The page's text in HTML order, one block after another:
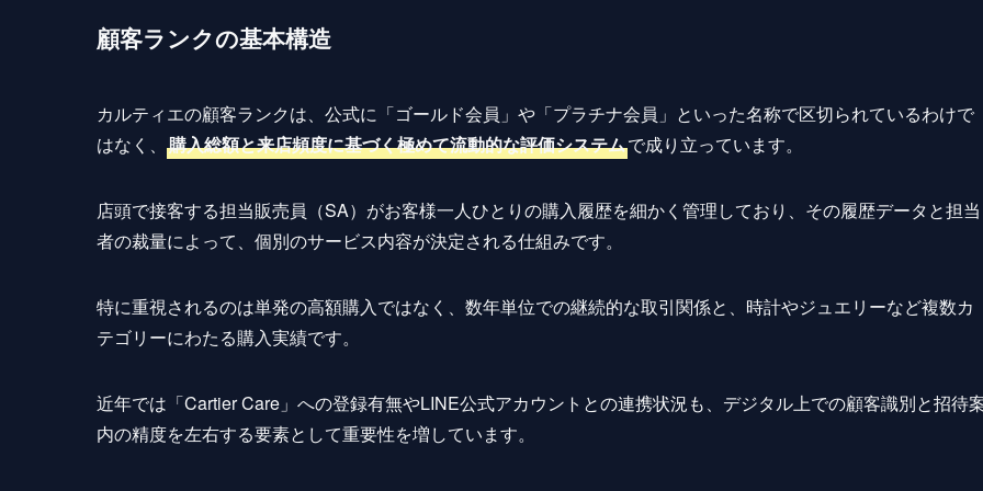
顧客ランクの基本構造
カルティエの顧客ランクは、公式に「ゴールド会員」や「プラチナ会員」といった名称で区切られているわけで
はなく、 購入総額と来店頻度に基づく極めて流動的な評価システムで成り立っています。
店頭で接客する担当販売員（SA）がお客様一人ひとりの購入履歴を細かく管理しており、その履歴データと担当
者の裁量によって、個別のサービス内容が決定される仕組みです。
特に重視されるのは単発の高額購入ではなく、数年単位での継続的な取引関係と、時計やジュエリーなど複数カ
テゴリーにわたる購入実績です。
近年では「Cartier Care」への登録有無やLINE公式アカウントとの連携状況も、デジタル上での顧客識別と招待
内の精度を左右する要素として重要性を増しています。